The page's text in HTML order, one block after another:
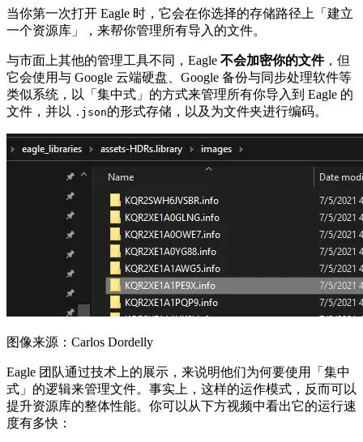
当你第一次打开 Eagle 时，它会在你选择的存储路径上「建立
一个资源库」，来帮你管理所有导入的文件。
与市面上其他的管理工具不同，Eagle 不会加密你的文件，但
它会使用与 Google 云端硬盘、Google 备份与同步处理软件等
类似系统，以「集中式」的方式来管理所有你导入到 Eagle 的
文件，并以 .json的形式存储，以及为文件夹进行编码。
图像来源：Carlos Dordelly
Eagle 团队通过技术上的展示，来说明他们为何要使用「集中
式」的逻辑来管理文件。事实上，这样的运作模式，反而可以
提升资源库的整体性能。你可以从下方视频中看出它的运行速
度有多快：